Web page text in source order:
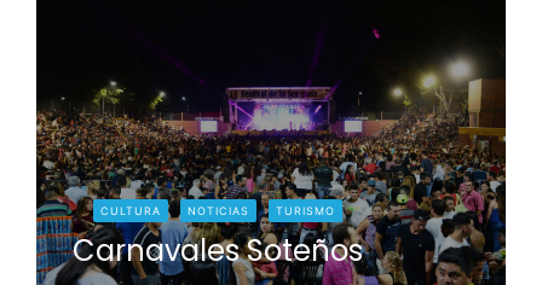
CULTURA NOTICIAS TURISMO
Carnavales Soteños